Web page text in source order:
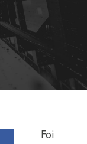
Foi